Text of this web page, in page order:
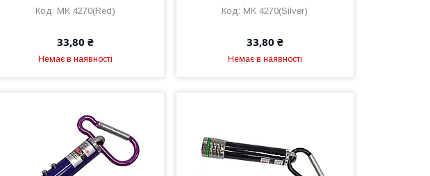
MK 4270(Red)
33,80 ₴
Немає в наявності
MK 4270(Silver)
33,80 ₴
Немає в наявності